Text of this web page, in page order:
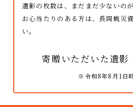
遺影の枚数は、まだまだ少ないのが
お心当たりのある方は、長岡戦災
い。
寄贈いただいた遺影
※令和8年8月1日